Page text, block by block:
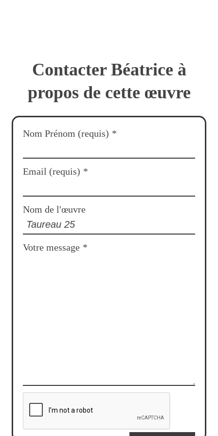
Contacter Béatrice à
propos de cette œuvre
Nom Prénom (requis) *
Email (requis) *
Nom de l'œuvre
Votre message *